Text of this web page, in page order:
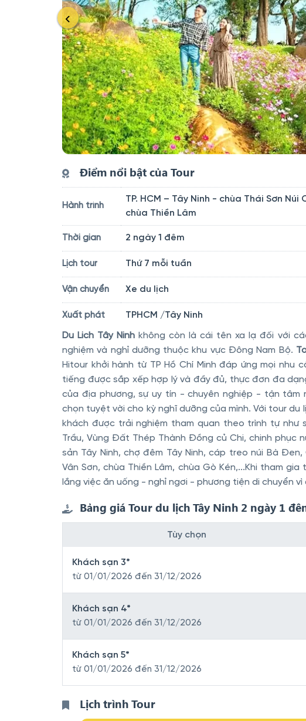
Điểm nổi bật của Tour
Hành trình
TP. HCM – Tây Ninh - chùa Thái Sơn
chùa Thiền Lâm
Thời gian 2 ngày 1 đêm
Lịch tour Thứ 7 mỗi tuần
Vận chuyển Xe du lịch
Xuất phát TPHCM /Tây Ninh
Du Lich Tây Ninh không còn là cái tên xa lạ đối với
nghiệm và nghỉ dưỡng thuộc khu vực Đông Nam Bộ.
Hitour khởi hành từ TP Hồ Chí Minh đáp ứng mọi nhu
tiếng được sắp xếp hợp lý và đầy đủ, thực đơn đa
của địa phương, sự uy tín - chuyên nghiệp - tận tâm
chọn tuyệt vời cho kỳ nghĩ dưỡng của mình. Với tour du
khách được trải nghiệm tham quan theo trình tự như
Trầu, Vùng Đất Thép Thành Đồng củ Chi, chinh phục
sản Tây Ninh, chợ đêm Tây Ninh, cáp treo núi Bà
Vân Sơn, chùa Thiền Lâm, chùa Gò Kén,...Khi tham
lắng việc ăn uống - nghỉ ngơi - phương tiện di chuyển
Bảng giá Tour du lịch Tây Ninh 2 ngày 1
Tùy chọn
Khách sạn 3*
từ 01/01/2026 đến 31/12/2026
Khách sạn 4*
từ 01/01/2026 đến 31/12/2026
Khách sạn 5*
từ 01/01/2026 đến 31/12/2026
Lịch trình Tour